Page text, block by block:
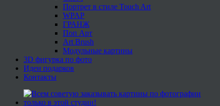
Портрет в стиле Touch Art
WPAP
ГРАНЖ
Поп Арт
Art Brush
Модульные картины
3D фигурка по фото
Идеи подарков
Контакты